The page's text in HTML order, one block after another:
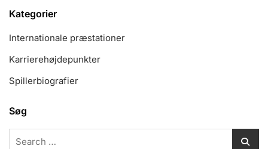
Kategorier
Internationale præstationer
Karrierehøjdepunkter
Spillerbiografier
Søg